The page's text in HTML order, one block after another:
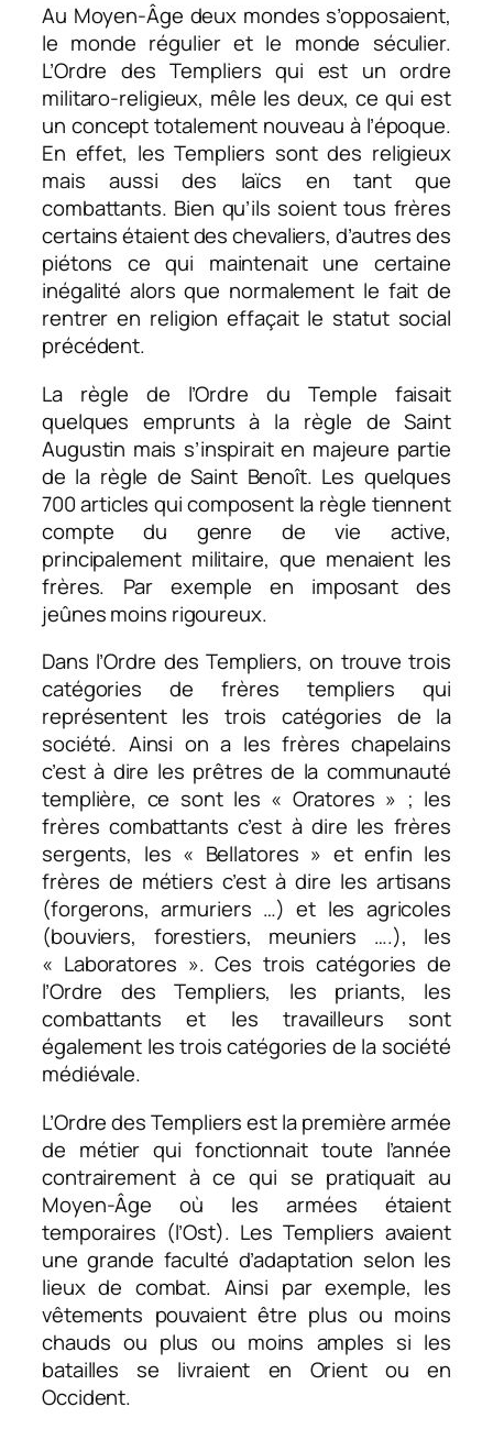
Au Moyen-Âge deux mondes s’opposaient,
le monde régulier et le monde séculier.
L’Ordre des Templiers qui est un ordre
militaro-religieux, mêle les deux, ce qui est
un concept totalement nouveau à l’époque.
En effet, les Templiers sont des religieux
mais aussi des laïcs en tant que
combattants. Bien qu’ils soient tous frères
certains étaient des chevaliers, d’autres des
piétons ce qui maintenait une certaine
inégalité alors que normalement le fait de
rentrer en religion effaçait le statut social
précédent.
La règle de l’Ordre du Temple faisait
quelques emprunts à la règle de Saint
Augustin mais s’inspirait en majeure partie
de la règle de Saint Benoît. Les quelques
700 articles qui composent la règle tiennent
compte du genre de vie active,
principalement militaire, que menaient les
frères. Par exemple en imposant des
jeûnes moins rigoureux.
Dans l’Ordre des Templiers, on trouve trois
catégories de frères templiers qui
représentent les trois catégories de la
société. Ainsi on a les frères chapelains
c’est à dire les prêtres de la communauté
templière, ce sont les « Oratores » ; les
frères combattants c’est à dire les frères
sergents, les « Bellatores » et enfin les
frères de métiers c’est à dire les artisans
(forgerons, armuriers …) et les agricoles
(bouviers, forestiers, meuniers ….), les
« Laboratores ». Ces trois catégories de
l’Ordre des Templiers, les priants, les
combattants et les travailleurs sont
également les trois catégories de la société
médiévale.
L’Ordre des Templiers est la première armée
de métier qui fonctionnait toute l’année
contrairement à ce qui se pratiquait au
Moyen-Âge où les armées étaient
temporaires (l’Ost). Les Templiers avaient
une grande faculté d’adaptation selon les
lieux de combat. Ainsi par exemple, les
vêtements pouvaient être plus ou moins
chauds ou plus ou moins amples si les
batailles se livraient en Orientou en
Occident.